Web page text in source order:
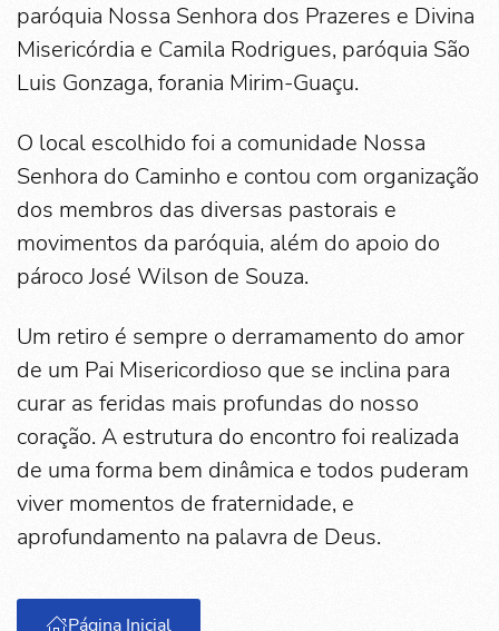
paróquia Nossa Senhora dos Prazeres e Divina
Misericórdia e Camila Rodrigues, paróquia São
Luis Gonzaga, forania Mirim-Guaçu.
O local escolhido foi a comunidade Nossa
Senhora do Caminho e contou com organização
dos membros das diversas pastorais e
movimentos da paróquia, além do apoio do
pároco José Wilson de Souza.
Um retiro é sempre o derramamento do amor
de um Pai Misericordioso que se inclina para
curar as feridas mais profundas do nosso
coração. A estrutura do encontro foi realizada
de uma forma bem dinâmica e todos puderam
viver momentos de fraternidade, e
aprofundamento na palavra de Deus.
Página Inicial